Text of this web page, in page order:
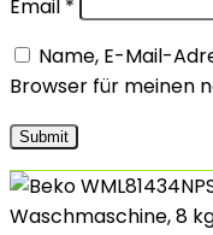
Email *
Name, E-Mail-
Browser für meinen